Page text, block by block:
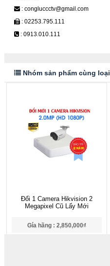
: congluccctv@gmail.com
: 02253.795.111
: 0913.010.111
Nhóm sản phẩm cùng loại
Đổi 1 Camera Hikvision 2
Megapixel Cũ Lấy Mới
Gía hãng : 2,850,000₫